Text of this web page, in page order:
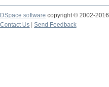
DSpace software copyright © 2002-2016
Contact Us
Send Feedback